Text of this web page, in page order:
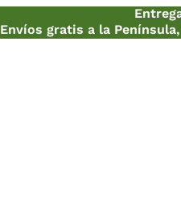
Envíos gratis a la